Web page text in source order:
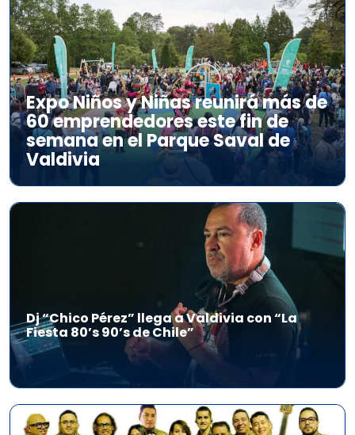
Expo Niños y Niñas reunirá más de
60 emprendedores este fin de
semana en el Parque Saval de
Valdivia
Dj “Chico Pérez” llega a Valdivia con “La
Fiesta 80’s 90’s de Chile”